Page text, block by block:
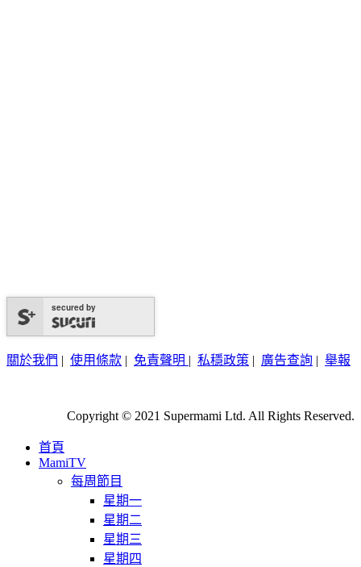
secured by
關於我們 | 使用條款 | 免責聲明 | 私穩政策 | 廣告查詢 | 舉報
Copyright © 2021 Supermami Ltd. All Rights Reserved.
首頁
MamiTV
每周節目
星期一
星期二
星期三
星期四